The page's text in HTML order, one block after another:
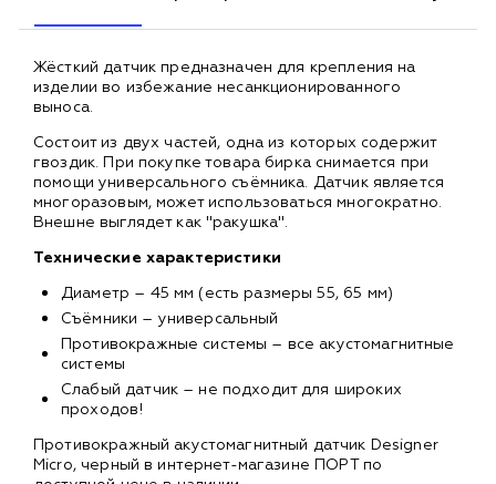
Жёсткий датчик предназначен для крепления на
изделии во избежание несанкционированного
выноса.
Состоит из двух частей, одна из которых содержит
гвоздик. При покупке товара бирка снимается при
помощи универсального съёмника. Датчик является
многоразовым, может использоваться многократно.
Внешне выглядет как "ракушка".
Технические характеристики
Диаметр – 45 мм (есть размеры 55, 65 мм)
Съёмники ― универсальный
Противокражные системы ― все акустомагнитные
системы
Слабый датчик ― не подходит для широких
проходов!
Противокражный акустомагнитный датчик Designer
Micro, черный в интернет-магазине ПОРТ по